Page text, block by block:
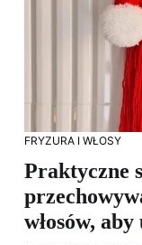
FRYZURA I WŁOSY
Praktyczne
włosów,